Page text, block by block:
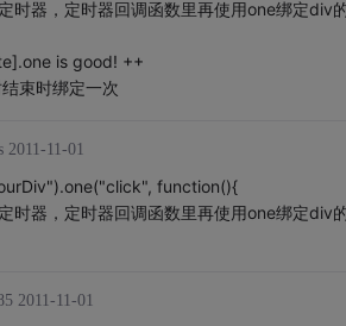
时器，定时器回调函数里再使用one绑定div
is good! ++
束时绑定一次
2011-11-01
function(){
时器，定时器回调函数里再使用one绑定div
2011-11-01